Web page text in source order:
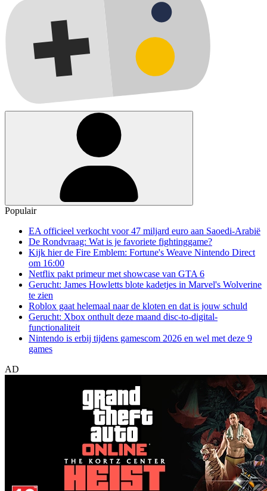
Populair
EA officieel verkocht voor 47 miljard euro aan Saoedi-Arabië
De Rondvraag: Wat is je favoriete fightinggame?
Kijk hier de Fire Emblem: Fortune's Weave Nintendo Direct
om 16:00
Netflix pakt primeur met showcase van GTA 6
Gerucht: James Howletts blote kadetjes in Marvel's Wolverine
te zien
Roblox gaat helemaal naar de kloten en dat is jouw schuld
Gerucht: Xbox onthult deze maand disc-to-digital-
functionaliteit
Nintendo is erbij tijdens gamescom 2026 en wel met deze 9
games
AD